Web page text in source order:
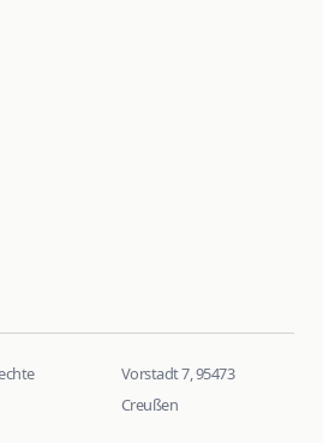
Vorstadt 7, 95473
Creußen